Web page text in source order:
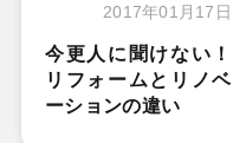
2017年01月17日
今更人に聞けない！
リフォームとリノベ
ーションの違い